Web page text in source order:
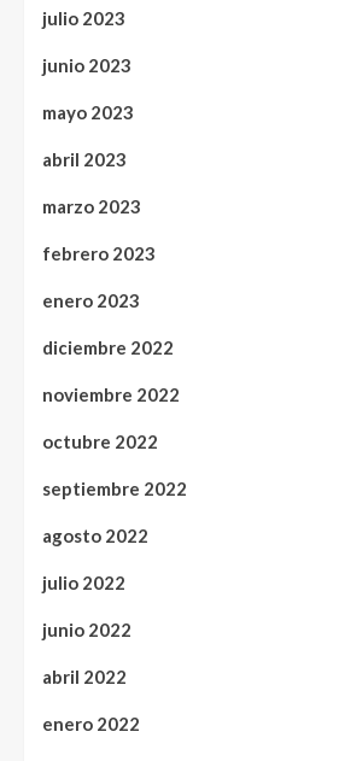
julio 2023
junio 2023
mayo 2023
abril 2023
marzo 2023
febrero 2023
enero 2023
diciembre 2022
noviembre 2022
octubre 2022
septiembre 2022
agosto 2022
julio 2022
junio 2022
abril 2022
enero 2022